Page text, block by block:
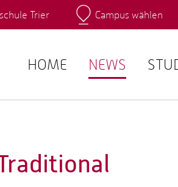
Intranet
Trier Campus wählen
HOME NEWS